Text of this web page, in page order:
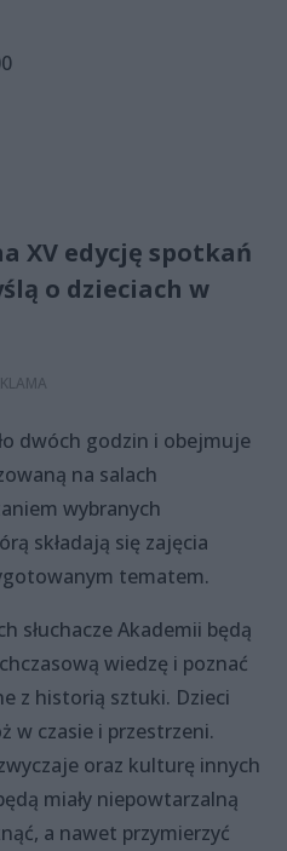
XV edycję spotkań
o dzieciach w
dwóch godzin i obejmuje
na salach
wybranych
składają się zajęcia
tematem.
słuchacze Akademii będą
wiedzę i poznać
z historią sztuki. Dzieci
w czasie i przestrzeni.
oraz kulturę innych
miały niepowtarzalną
a nawet przymierzyć